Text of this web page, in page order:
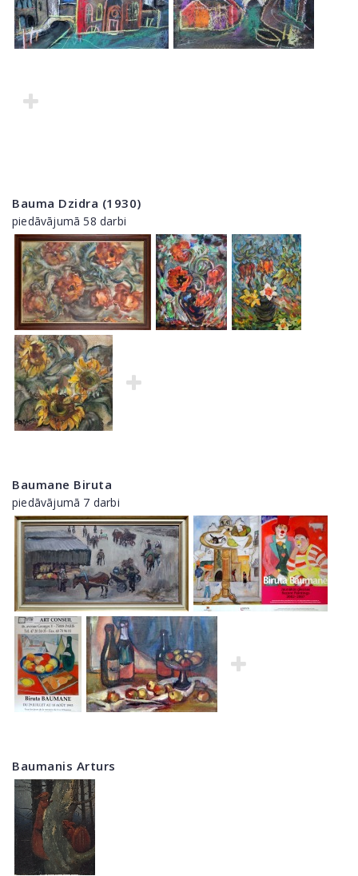
Bauma Dzidra (1930)
piedāvājumā 58 darbi
Baumane Biruta
piedāvājumā 7 darbi
Baumanis Arturs